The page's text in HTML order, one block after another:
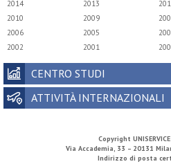
2014
2013
2010
2009
2006
2005
2002
2001
CENTRO STUDI
ATTIVITÀ INTERNAZIONALI
Copyright UNISERVICE
Via Accademia, 33 – 20131
Indirizzo di posta